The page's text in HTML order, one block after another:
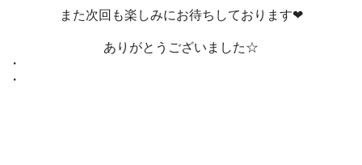
また次回も楽しみにお待ちしております❤
ありがとうございました☆
・
・